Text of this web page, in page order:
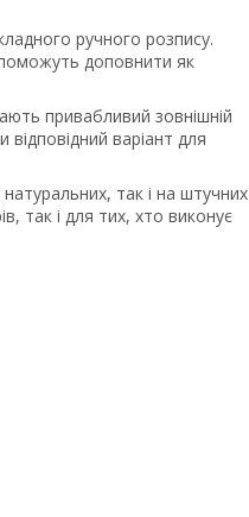
ручного розпису.
доповнити як
привабливий зовнішній
варіант для
так і на штучних
так і для тих, хто виконує